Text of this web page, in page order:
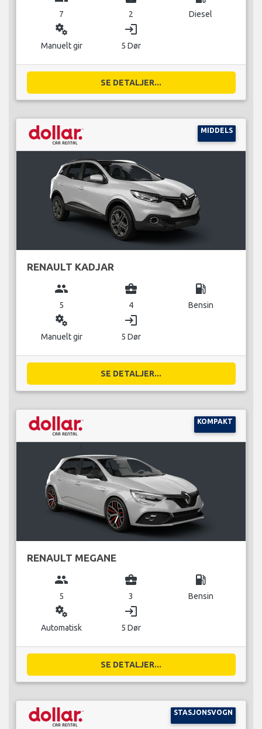
7 2 Diesel
miscellaneous_services
Manuelt gir
login
5 Dør
SE DETALJER...
MIDDELS
RENAULT KADJAR
group
5
business_center
4
local_gas_station
Bensin
miscellaneous_services
Manuelt gir
login
5 Dør
SE DETALJER...
KOMPAKT
RENAULT MEGANE
group
5
business_center
3
local_gas_station
Bensin
miscellaneous_services
Automatisk
login
5 Dør
SE DETALJER...
STASJONSVOGN